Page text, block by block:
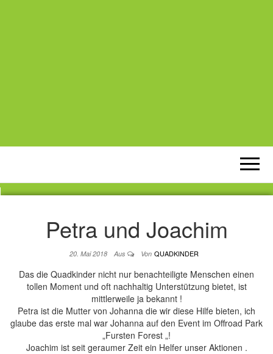
Petra und Joachim
20. Mai 2018 Aus Von QUADKINDER
Das die Quadkinder nicht nur benachteiligte Menschen einen
tollen Moment und oft nachhaltig Unterstützung bietet, ist
mittlerweile ja bekannt !
Petra ist die Mutter von Johanna die wir diese Hilfe bieten, ich
glaube das erste mal war Johanna auf den Event im Offroad Park
„Fursten Forest „!
Joachim ist seit geraumer Zeit ein Helfer unser Aktionen .